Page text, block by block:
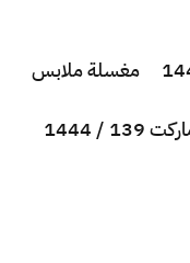
مكتبة 136/1444 مطعم 138/ 1444 مغسلة ملابس